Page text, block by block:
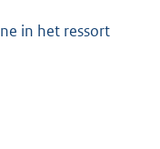
in het ressort